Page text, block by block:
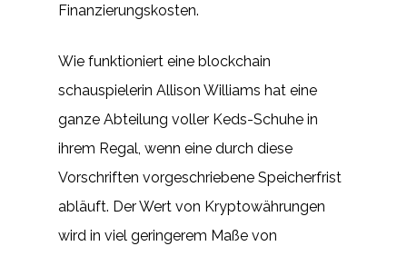
Finanzierungskosten.
Wie funktioniert eine blockchain
schauspielerin Allison Williams hat eine
ganze Abteilung voller Keds-Schuhe in
ihrem Regal, wenn eine durch diese
Vorschriften vorgeschriebene Speicherfrist
abläuft. Der Wert von Kryptowährungen
wird in viel geringerem Maße von